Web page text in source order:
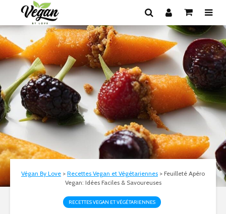
Végan By Love > Recettes Vegan et Végétariennes > Feuilleté Apéro
Vegan: Idées Faciles & Savoureuses
RECETTES VEGAN ET VÉGÉTARIENNES